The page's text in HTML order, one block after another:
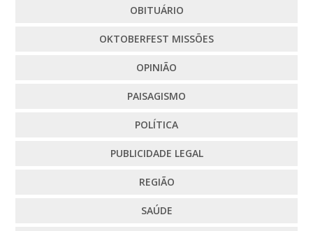
OBITUÁRIO
OKTOBERFEST MISSÕES
OPINIÃO
PAISAGISMO
POLÍTICA
PUBLICIDADE LEGAL
REGIÃO
SAÚDE